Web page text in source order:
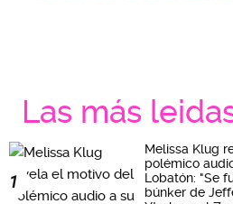
Las más
1
Melissa Klug
polémico
Lobatón: "Se
búnker de